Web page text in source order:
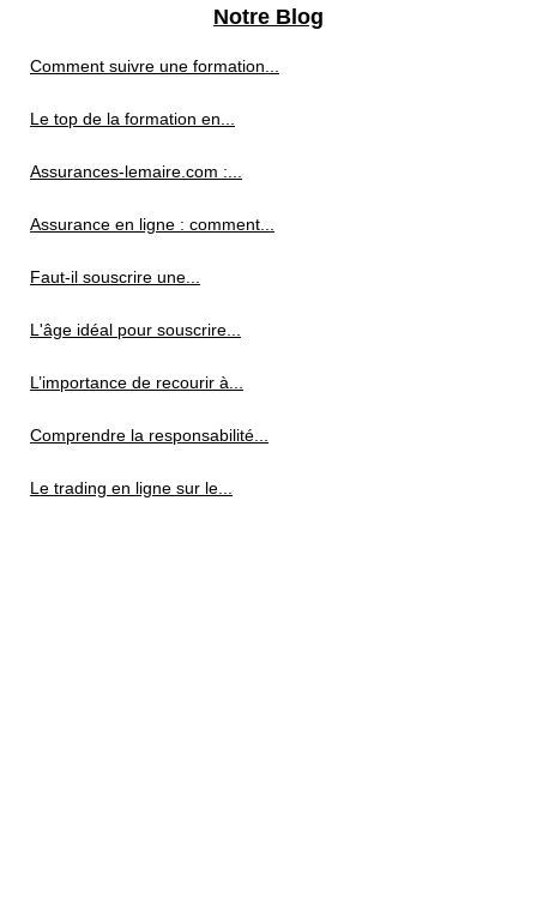
Notre Blog
Comment suivre une formation...
Le top de la formation en...
Assurances-lemaire.com :...
Assurance en ligne : comment...
Faut-il souscrire une...
L'âge idéal pour souscrire...
L’importance de recourir à...
Comprendre la responsabilité...
Le trading en ligne sur le...